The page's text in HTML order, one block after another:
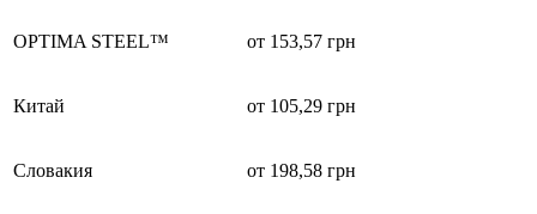
OPTIMA STEEL™ от 153,57 грн
Китай от 105,29 грн
Словакия от 198,58 грн